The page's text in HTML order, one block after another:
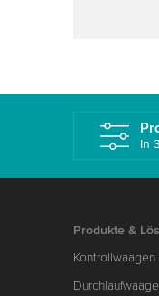
In
Produkte &
Kontrollwaagen